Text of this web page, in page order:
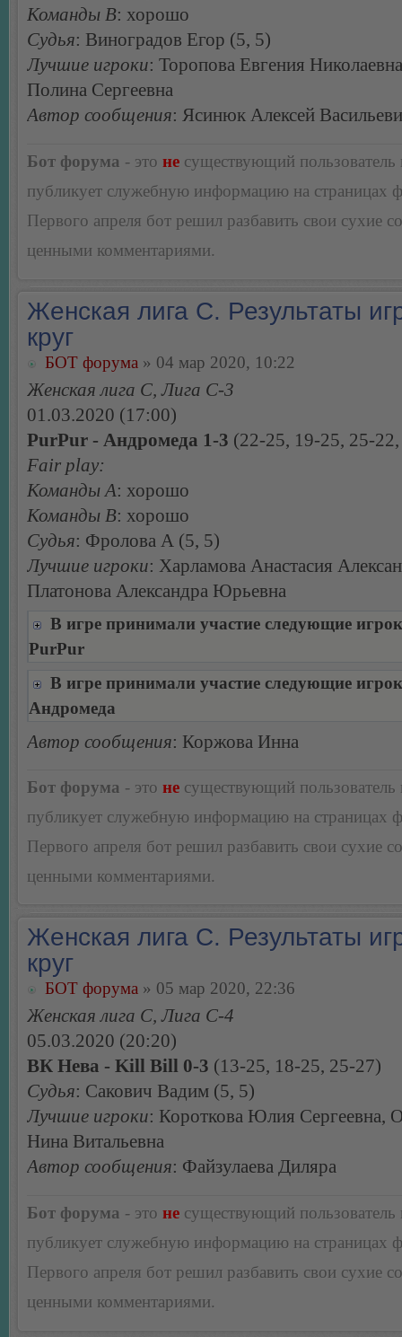
Команды В: хорошо
Судья: Виноградов Егор (5, 5)
Лучшие игроки: Торопова Евгения
Полина Сергеевна
Автор сообщения: Ясинюк Алексей
Бот форума - это не существующий пользователь
публикует служебную информацию на страницах
Первого апреля бот решил разбавить свои сухие
ценными комментариями.
Женская лига С. Результаты
круг
БОТ форума » 04 мар 2020, 10:22
Женская лига С, Лига С-3
01.03.2020 (17:00)
PurPur - Андромеда 1-3 (22-25, 19-25, 25-
Fair play:
Команды А: хорошо
Команды В: хорошо
Судья: Фролова А (5, 5)
Лучшие игроки: Харламова Анастасия
Платонова Александра Юрьевна
В игре принимали участие следующие
PurPur
В игре принимали участие следующие
Андромеда
Автор сообщения: Коржова Инна
Бот форума - это не существующий пользователь
публикует служебную информацию на страницах
Первого апреля бот решил разбавить свои сухие
ценными комментариями.
Женская лига С. Результаты
круг
БОТ форума » 05 мар 2020, 22:36
Женская лига С, Лига С-4
05.03.2020 (20:20)
ВК Нева - Kill Bill 0-3 (13-25, 18-25, 25-27)
Судья: Сакович Вадим (5, 5)
Лучшие игроки: Короткова Юлия Сергеевна,
Нина Витальевна
Автор сообщения: Файзулаева Диляра
Бот форума - это не существующий пользователь
публикует служебную информацию на страницах
Первого апреля бот решил разбавить свои сухие
ценными комментариями.